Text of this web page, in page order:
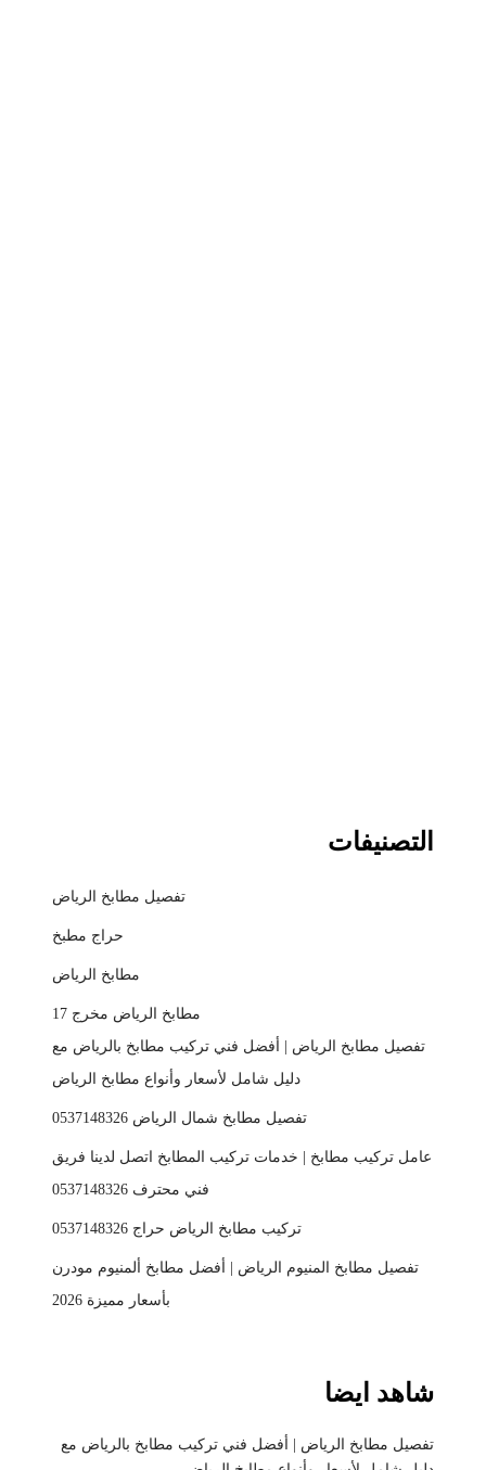
التصنيفات
تفصيل مطابخ الرياض
حراج مطبخ
مطابخ الرياض
مطابخ الرياض مخرج 17
تفصيل مطابخ الرياض | أفضل فني تركيب مطابخ بالرياض مع
دليل شامل لأسعار وأنواع مطابخ الرياض
تفصيل مطابخ شمال الرياض 0537148326
عامل تركيب مطابخ | خدمات تركيب المطابخ اتصل لدينا فريق
فني محترف 0537148326
تركيب مطابخ الرياض حراج 0537148326
تفصيل مطابخ المنيوم الرياض | أفضل مطابخ ألمنيوم مودرن
بأسعار مميزة 2026
شاهد ايضا
تفصيل مطابخ الرياض | أفضل فني تركيب مطابخ بالرياض مع